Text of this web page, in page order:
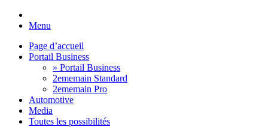
Menu
Page d’accueil
Portail Business
» Portail Business
2ememain Standard
2ememain Pro
Automotive
Media
Toutes les possibilités